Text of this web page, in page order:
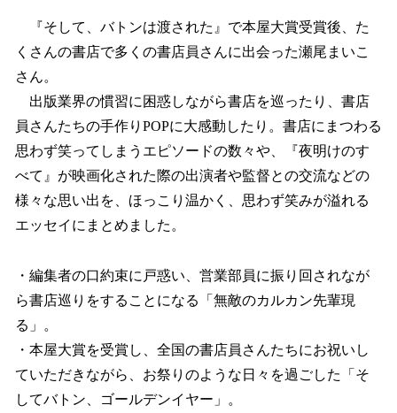
『そして、バトンは渡された』で本屋大賞受賞後、た
くさんの書店で多くの書店員さんに出会った瀬尾まいこ
さん。
出版業界の慣習に困惑しながら書店を巡ったり、書店
員さんたちの手作りPOPに大感動したり。書店にまつわる
思わず笑ってしまうエピソードの数々や、『夜明けのす
べて』が映画化された際の出演者や監督との交流などの
様々な思い出を、ほっこり温かく、思わず笑みが溢れる
エッセイにまとめました。
・編集者の口約束に戸惑い、営業部員に振り回されなが
ら書店巡りをすることになる「無敵のカルカン先輩現
る」。
・本屋大賞を受賞し、全国の書店員さんたちにお祝いし
ていただきながら、お祭りのような日々を過ごした「そ
してバトン、ゴールデンイヤー」。